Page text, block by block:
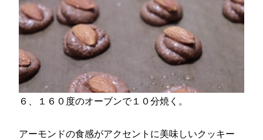
６、１６０度のオーブンで１０分焼く。
アーモンドの食感がアクセントに美味しいクッキー